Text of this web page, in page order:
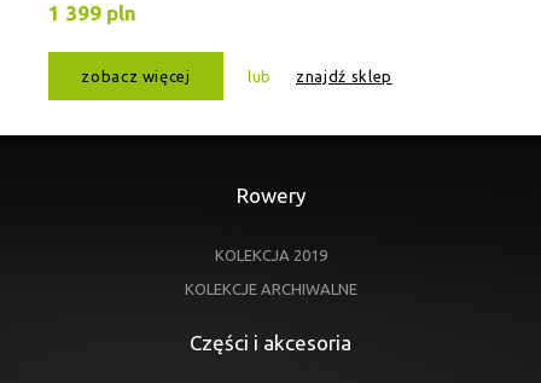
1 399 pln
zobacz więcej lub znajdź sklep
Rowery
KOLEKCJA 2019
KOLEKCJE ARCHIWALNE
Części i akcesoria